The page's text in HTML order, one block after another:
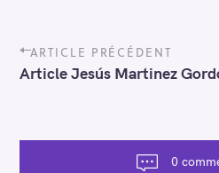
P
o
s
a
ARTICLE PRÉCÉDENT
Article Jesús Martinez
0